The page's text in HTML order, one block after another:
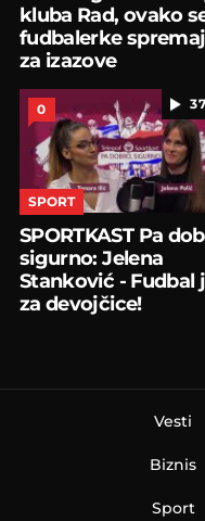
kluba Rad, ovako
fudbalerke
za izazove
0
SPORT
SPORTKAST Pa
sigurno: Jelena
Stanković - Fudbal
za devojčice!
Vesti
Biznis
Sport